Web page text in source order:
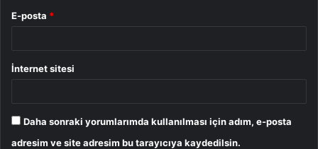
E-posta *
İnternet sitesi
Daha sonraki yorumlarımda kullanılması için adım, e-posta
adresim ve site adresim bu tarayıcıya kaydedilsin.